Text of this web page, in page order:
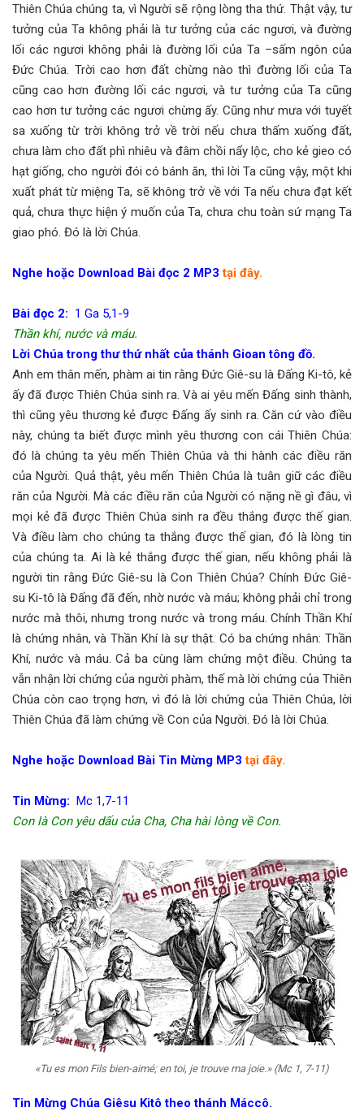
Thiên Chúa chúng ta, vì Người sẽ rộng lòng tha thứ. Thật vậy, tư
tưởng của Ta không phải là tư tưởng của các ngươi, và đường
lối các ngươi không phải là đường lối của Ta –sấm ngôn của
Đức Chúa. Trời cao hơn đất chừng nào thì đường lối của Ta
cũng cao hơn đường lối các ngươi, và tư tưởng của Ta cũng
cao hơn tư tưởng các ngươi chừng ấy. Cũng như mưa với tuyết
sa xuống từ trời không trở về trời nếu chưa thấm xuống đất,
chưa làm cho đất phì nhiêu và đâm chồi nẩy lộc, cho kẻ gieo có
hạt giống, cho người đói có bánh ăn, thì lời Ta cũng vậy, một khi
xuất phát từ miệng Ta, sẽ không trở về với Ta nếu chưa đạt kết
quả, chưa thực hiện ý muốn của Ta, chưa chu toàn sứ mạng Ta
giao phó. Đó là lời Chúa.
Nghe hoặc Download Bài đọc 2 MP3 tại đây.
Bài đọc 2: 1 Ga 5,1-9
Thần khí, nước và máu.
Lời Chúa trong thư thứ nhất của thánh Gioan tông đồ.
Anh em thân mến, phàm ai tin rằng Đức Giê-su là Đấng Ki-tô, kẻ
ấy đã được Thiên Chúa sinh ra. Và ai yêu mến Đấng sinh thành,
thì cũng yêu thương kẻ được Đấng ấy sinh ra. Căn cứ vào điều
này, chúng ta biết được mình yêu thương con cái Thiên Chúa:
đó là chúng ta yêu mến Thiên Chúa và thi hành các điều răn
của Người. Quả thật, yêu mến Thiên Chúa là tuân giữ các điều
răn của Người. Mà các điều răn của Người có nặng nề gì đâu, vì
mọi kẻ đã được Thiên Chúa sinh ra đều thắng được thế gian.
Và điều làm cho chúng ta thắng được thế gian, đó là lòng tin
của chúng ta. Ai là kẻ thắng được thế gian, nếu không phải là
người tin rằng Đức Giê-su là Con Thiên Chúa? Chính Đức Giê-
su Ki-tô là Đấng đã đến, nhờ nước và máu; không phải chỉ trong
nước mà thôi, nhưng trong nước và trong máu. Chính Thần Khí
là chứng nhân, và Thần Khí là sự thật. Có ba chứng nhân: Thần
Khí, nước và máu. Cả ba cùng làm chứng một điều. Chúng ta
vẫn nhận lời chứng của người phàm, thế mà lời chứng của Thiên
Chúa còn cao trọng hơn, vì đó là lời chứng của Thiên Chúa, lời
Thiên Chúa đã làm chứng về Con của Người. Đó là lời Chúa.
Nghe hoặc Download Bài Tin Mừng MP3 tại đây.
Tin Mừng: Mc 1,7-11
Con là Con yêu dấu của Cha, Cha hài lòng về Con.
«Tu es mon Fils bien-aimé; en toi, je trouve ma joie.» (Mc 1, 7-11)
Tin Mừng Chúa Giêsu Kitô theo thánh Máccô.